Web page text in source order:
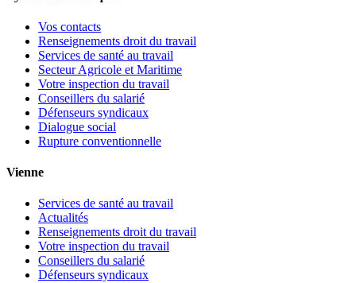
Vos contacts
Renseignements droit du travail
Services de santé au travail
Secteur Agricole et Maritime
Votre inspection du travail
Conseillers du salarié
Défenseurs syndicaux
Dialogue social
Rupture conventionnelle
Vienne
Services de santé au travail
Actualités
Renseignements droit du travail
Votre inspection du travail
Conseillers du salarié
Défenseurs syndicaux